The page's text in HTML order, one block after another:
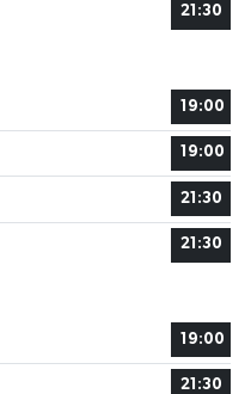
21:30
19:00
19:00
21:30
21:30
19:00
21:30